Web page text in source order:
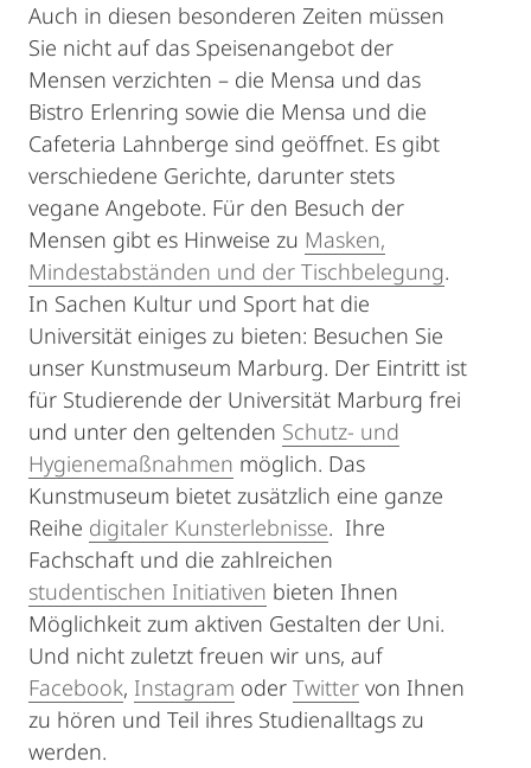
Auch in diesen besonderen Zeiten müssen
Sie nicht auf das Speisenangebot der
Mensen verzichten – die Mensa und das
Bistro Erlenring sowie die Mensa und die
Cafeteria Lahnberge sind geöffnet. Es gibt
verschiedene Gerichte, darunter stets
vegane Angebote. Für den Besuch der
Mensen gibt es Hinweise zu Masken,
Mindestabständen und der Tischbelegung.
In Sachen Kultur und Sport hat die
Universität einiges zu bieten: Besuchen Sie
unser Kunstmuseum Marburg. Der Eintritt ist
für Studierende der Universität Marburg frei
und unter den geltenden Schutz- und
Hygienemaßnahmen möglich. Das
Kunstmuseum bietet zusätzlich eine ganze
Reihe digitaler Kunsterlebnisse. Ihre
Fachschaft und die zahlreichen
studentischen Initiativen bieten Ihnen
Möglichkeit zum aktiven Gestalten der Uni.
Und nicht zuletzt freuen wir uns, auf
Facebook, Instagram oder Twitter von Ihnen
zu hören und Teil ihres Studienalltags zu
werden.